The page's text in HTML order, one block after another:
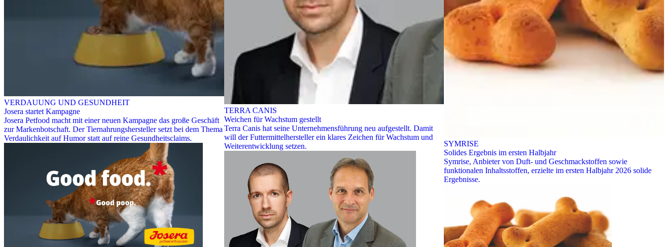
VERDAUUNG UND GESUNDHEIT
Josera startet Kampagne
Josera Petfood macht mit einer neuen Kampagne das große Geschäft
zur Markenbotschaft. Der Tiernahrungshersteller setzt bei dem Thema
Verdaulichkeit auf Humor statt auf reine Gesundheitsclaims.
TERRA CANIS
Weichen für Wachstum gestellt
Terra Canis hat seine Unternehmensführung neu aufgestellt. Damit
will der Futtermittelhersteller ein klares Zeichen für Wachstum und
Weiterentwicklung setzen.
SYMRISE
Solides Ergebnis im ersten Halbjahr
Symrise, Anbieter von Duft- und Geschmackstoffen sowie
funktionalen Inhaltsstoffen, erzielte im ersten Halbjahr 2026 solide
Ergebnisse.